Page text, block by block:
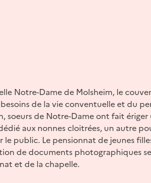
Notre-Dame de Molsheim, le
de la vie conventuelle et du
soeurs de Notre-Dame ont fait
aux nonnes cloitrées, un autre
le public. Le pensionnat de jeunes
de documents photographiques
et de la chapelle.